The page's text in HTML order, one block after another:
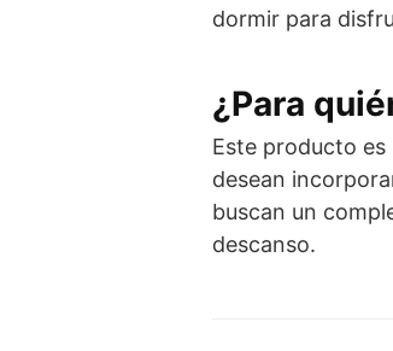
dormir para
¿Para
Este producto
desean
buscan un
descanso.